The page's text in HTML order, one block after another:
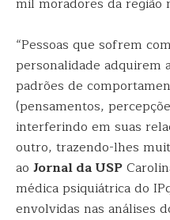
“Pessoas que sofrem
personalidade adquirem
padrões de
(pensamentos,
interferindo em suas
outro, trazendo-lhes
ao Jornal da USP
médica psiquiátrica do
envolvidas nas análises